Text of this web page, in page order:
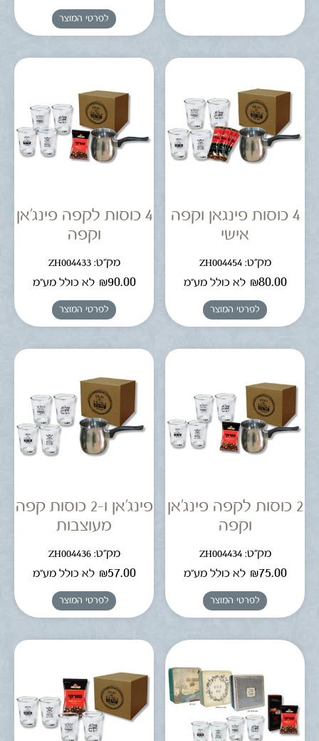
לפרטי המוצר
4 כוסות פינגאן וקפה
אישי
מק"ט: ZH004454
₪80.00 לא כולל מע"מ
לפרטי המוצר
4 כוסות לקפה פינג'אן
וקפה
מק"ט: ZH004433
₪90.00 לא כולל מע"מ
לפרטי המוצר
2 כוסות לקפה פינג'אן
וקפה
מק"ט: ZH004434
₪75.00 לא כולל מע"מ
לפרטי המוצר
פינג'אן ו-2 כוסות קפה
מעוצבות
מק"ט: ZH004436
₪57.00 לא כולל מע"מ
לפרטי המוצר